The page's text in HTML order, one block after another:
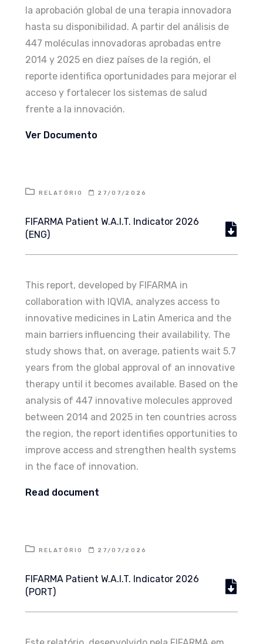
la aprobación global de una terapia innovadora
hasta su disponibilidad. A partir del análisis de
447 moléculas innovadoras aprobadas entre
2014 y 2025 en diez países de la región, el
reporte identifica oportunidades para mejorar el
acceso y fortalecer los sistemas de salud
frente a la innovación.
Ver Documento
RELATÓRIO 27/07/2026
FIFARMA Patient W.A.I.T. Indicator 2026
(ENG)
This report, developed by FIFARMA in
collaboration with IQVIA, analyzes access to
innovative medicines in Latin America and the
main barriers influencing their availability. The
study shows that, on average, patients wait 5.7
years from the global approval of an innovative
therapy until it becomes available. Based on the
analysis of 447 innovative molecules approved
between 2014 and 2025 in ten countries across
the region, the report identifies opportunities to
improve access and strengthen health systems
in the face of innovation.
Read document
RELATÓRIO 27/07/2026
FIFARMA Patient W.A.I.T. Indicator 2026
(PORT)